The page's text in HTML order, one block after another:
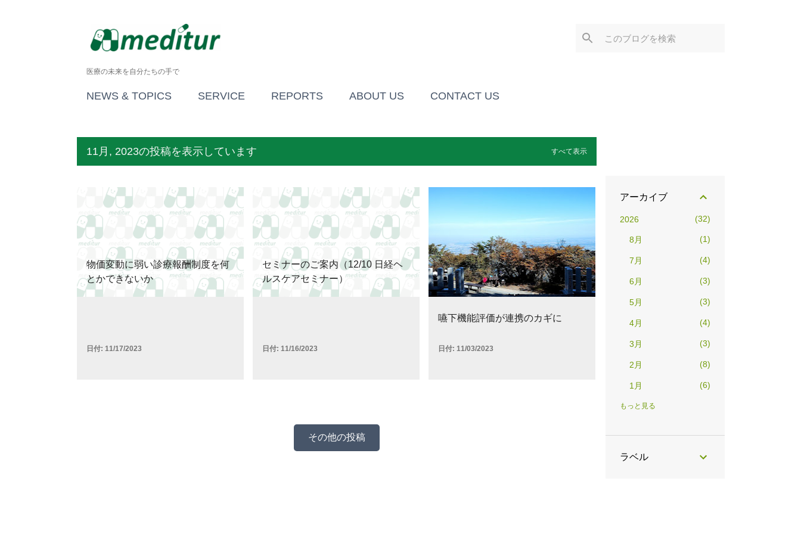
医療の未来を自分たちの手で
NEWS & TOPICS SERVICE REPORTS ABOUT US CONTACT US
11月, 2023の投稿を表示しています すべて表示
稿
物価変動に弱い診療報酬制度を何
とかできないか
日付: 11/17/2023
医療制度 執筆記事等
セミナーのご案内（12/10 日経ヘ
ルスケアセミナー）
日付: 11/16/2023
セミナー・公開講座
嚥下機能評価が連携のカギに
日付: 11/03/2023
その他の投稿
アーカイブ
2026 32
8月 1
7月 4
6月 3
5月 3
4月 4
3月 3
2月 8
1月 6
2025
もっと見る
ラベル